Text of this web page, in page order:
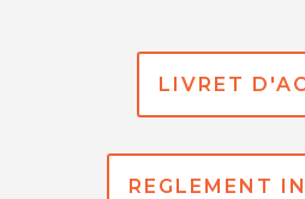
LIVRET
REGLEMENT